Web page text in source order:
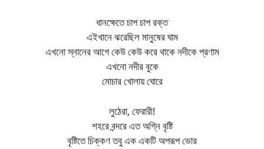
ধানক্ষেতে চাপ চাপ রক্ত
এইখানে ঝরেছিল মানুষের ঘাম
এখনো স্নানের আগে কেউ কেউ করে থাকে নদীকে প্রণাম
এখনো নদীর বুকে
মোচার খোলায় ঘোরে
লুঠেরা, ফেরারী!
শহরে বন্দরে এত অগ্নি বৃষ্টি
বৃষ্টিতে চিক্কণ তবু এক একটি অপরূপ ভোর